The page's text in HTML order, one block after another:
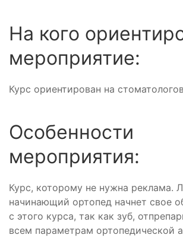
На кого
мероприятие:
Курс ориентирован на
Особенности
мероприятия:
Курс, которому не нужна реклама.
начинающий ортопед начнет свое
с этого курса, так как зуб,
всем параметрам ортопедической